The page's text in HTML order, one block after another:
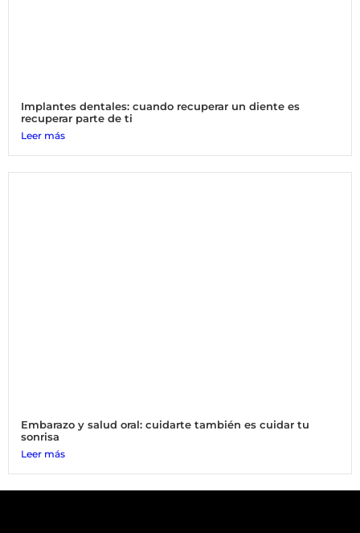
Implantes dentales: cuando recuperar un diente es
recuperar parte de ti
Leer más
Embarazo y salud oral: cuidarte también es cuidar tu
sonrisa
Leer más